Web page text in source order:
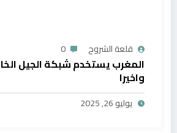
قلعة الشروح 0
واخيرا
يوليو 26, 2025